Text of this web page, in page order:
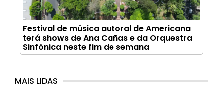
Festival de música autoral de Americana
terá shows de Ana Cañas e da Orquestra
Sinfônica neste fim de semana
MAIS LIDAS